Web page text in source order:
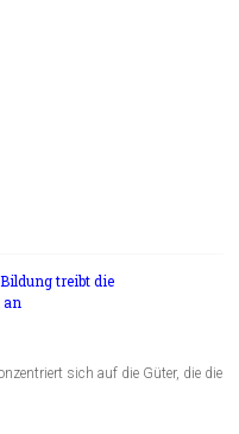
treibt die
an
sich auf die Güter, die die